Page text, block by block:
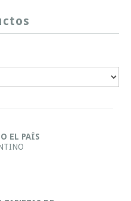
EL PAÍS